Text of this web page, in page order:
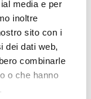
media e per
inoltre
sito con i
dei dati web,
combinarle
o che hanno
o prendere
dai relatori. Da
costiero e uno
I rifiuti
procedere
tramite pirolisi a